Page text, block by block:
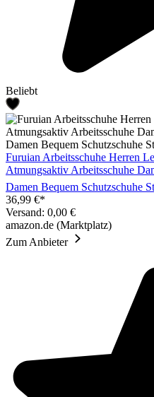
Beliebt
Furuian Arbeitsschuhe Herren
Atmungsaktiv Arbeitsschuhe
Damen Bequem Schutzschuhe
36,99 €*
Versand: 0,00 €
amazon.de (Marktplatz)
Zum Anbieter